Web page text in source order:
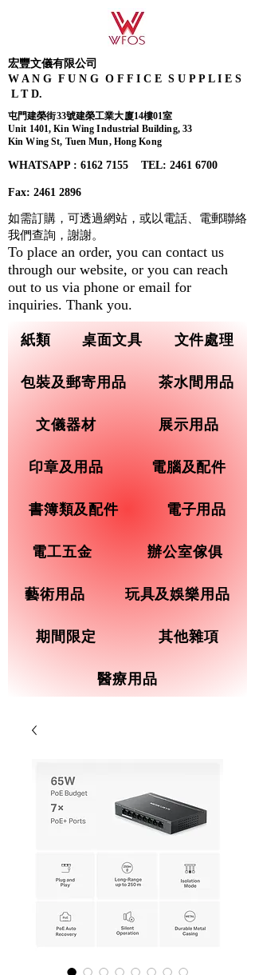
宏豐文儀有限公司
W A N G F U N G O F F I C E S U P P L I E S
L T D.
屯門建榮街33號建榮工業大廈14樓01室
Unit 1401, Kin Wing Industrial Building, 33
Kin Wing St, Tuen Mun, Hong Kong
WHATSAPP : 6162 7155​ TEL: 2461 6700
Fax: 2461 2896
紙類 桌面文具 文件處理
包裝及郵寄用品 茶水間用品
文儀器材 展示用品
印章及用品 電腦及配件
書簿類及配件 電子用品
電工五金 辦公室傢俱
藝術用品 玩具及娛樂用品
期間限定 其他雜項
醫療用品
如需訂購，可透過網站，或以電話、電郵聯絡
我們查詢， 謝謝。
To place an order, you can contact us
through our website, or you can reach
out to us via phone or email for
inquiries. Thank you.